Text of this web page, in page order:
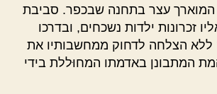
המוארך עצר בתחנה שבכפר. סביבת
זכרונות ילדות נשכחים, ובדרכו
ללא הצלחה לדחוק ממחשבותיו את
המתבונן באדמתו המחוּללת בידי